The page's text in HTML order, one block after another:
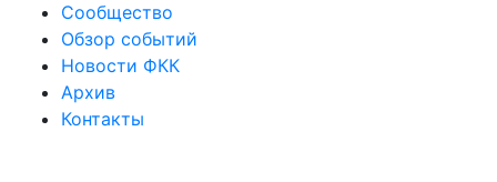
Сообщество
Обзор событий
Новости ФКК
Архив
Контакты